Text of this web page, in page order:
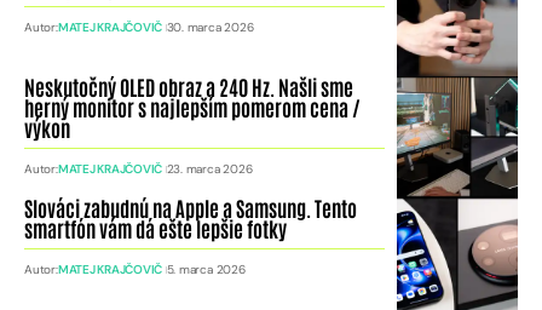
Autor:MATEJ KRAJČOVIČ 30. marca 2026
Neskutočný OLED obraz a 240 Hz. Našli sme
herný monitor s najlepším pomerom cena /
výkon
Autor:MATEJ KRAJČOVIČ 23. marca 2026
Slováci zabudnú na Apple a Samsung. Tento
smartfón vám dá ešte lepšie fotky
Autor:MATEJ KRAJČOVIČ 5. marca 2026